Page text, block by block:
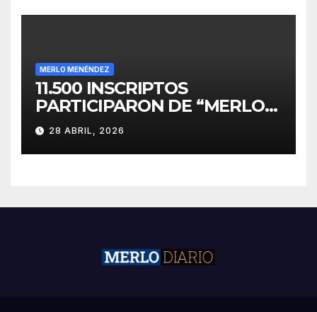
MERLO MENÉNDEZ
11.500 INSCRIPTOS
PARTICIPARON DE “MERLO
CORRE POR MALVINAS”
28 ABRIL, 2026